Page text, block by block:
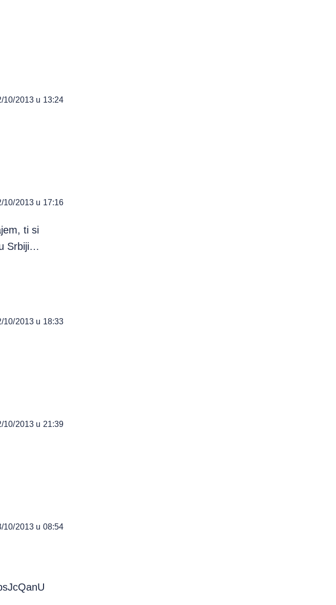
10/2013 u 13:24
10/2013 u 17:16
ti si
Srbiji…
10/2013 u 18:33
10/2013 u 21:39
10/2013 u 08:54